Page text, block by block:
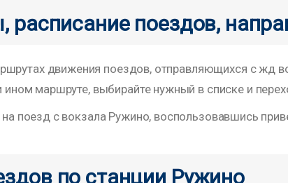
поездов,
движения поездов, отправляющихся с жд
маршруте, выбирайте нужный в списке и
поезд с вокзала Ружино, воспользовавшись
по станции Ружино